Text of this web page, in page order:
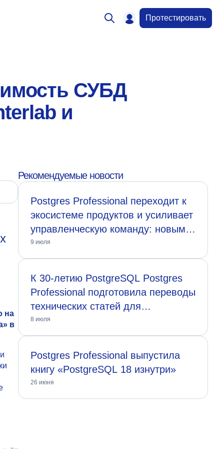
Протестировать
СУБД
и
на
в
Рекомендуемые новости
Postgres Professional переходит к
экосистеме продуктов и усиливает
управленческую команду: новым
генеральным директором назначен
Артём Галонский
9 июля
К 30-летию PostgreSQL Postgres
Professional подготовила переводы
технических статей для
сообщества
8 июля
Postgres Professional выпустила
книгу «PostgreSQL 18 изнутри»
26 июня